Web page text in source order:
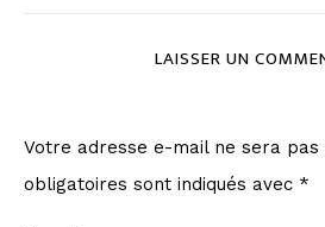
LAISSER UN
Votre adresse e-mail ne sera pas
obligatoires sont indiqués avec *